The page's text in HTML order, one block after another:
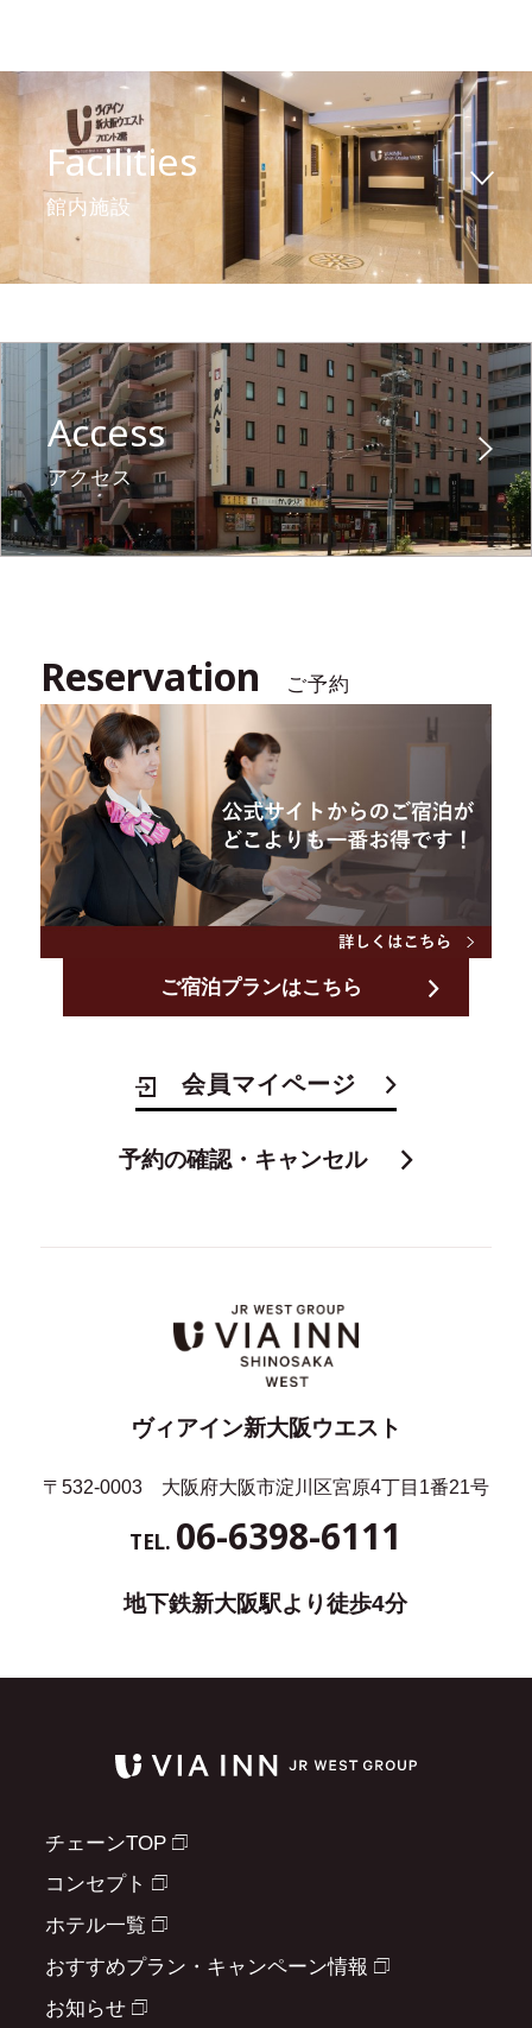
Facilities
館内施設
Access
アクセス
Reservation ご予約
ご宿泊プランはこちら
会員マイページ
予約の確認・キャンセル
ヴィアイン新大阪ウエスト
〒532-0003 大阪府大阪市淀川区宮原4丁目1番21号
TEL. 06-6398-6111
地下鉄新大阪駅より徒歩4分
チェーンTOP
コンセプト
ホテル一覧
おすすめプラン・キャンペーン情報
お知らせ